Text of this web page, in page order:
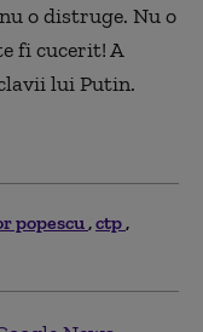
o distruge. Nu o
fi cucerit! A
lui Putin.
popescu ctp